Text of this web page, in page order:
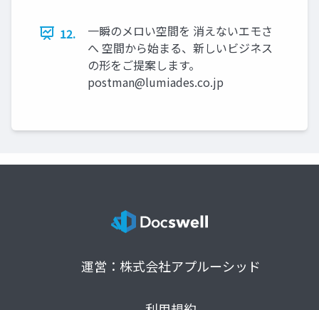
12.
一瞬のメロい空間を 消えないエモさ
へ 空間から始まる、新しいビジネス
の形をご提案します。
postman@lumiades.co.jp
運営：株式会社アプルーシッド